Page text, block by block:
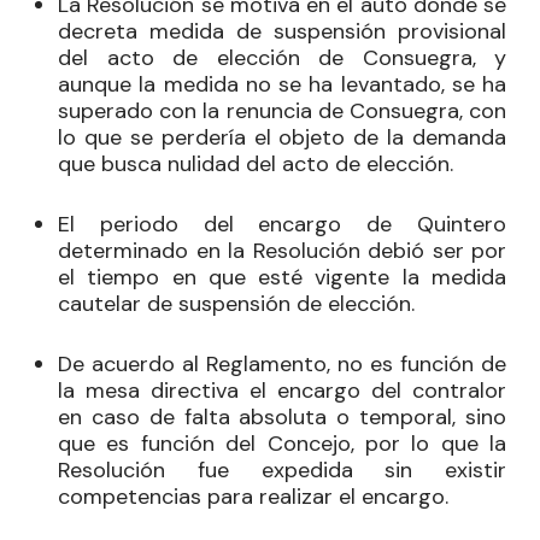
decreta medida de suspensión provisional
del acto de elección de Consuegra, y
aunque la medida no se ha levantado, se ha
superado con la renuncia de Consuegra, con
lo que se perdería el objeto de la demanda
que busca nulidad del acto de elección.
El periodo del encargo de Quintero
determinado en la Resolución debió ser por
el tiempo en que esté vigente la medida
cautelar de suspensión de elección.
De acuerdo al Reglamento, no es función de
la mesa directiva el encargo del contralor
en caso de falta absoluta o temporal, sino
que es función del Concejo, por lo que la
Resolución fue expedida sin existir
competencias para realizar el encargo.